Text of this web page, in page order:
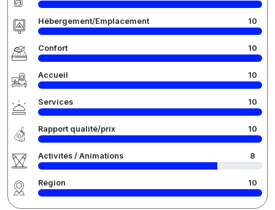
Hébergement/Emplacement 10
Confort 10
Accueil 10
Services 10
Rapport qualité/prix 10
Activités / Animations 8
Région 10